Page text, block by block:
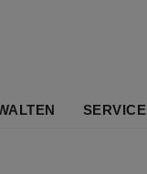
SERVICE